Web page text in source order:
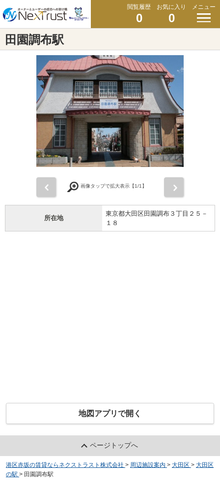
閲覧履歴
0
お気に入り
0
メニュー
田園調布駅
画像タップで拡大表示【1/1】
所在地
東京都大田区田園調布３丁目２５－
１８
地図アプリで開く
ページトップへ
港区赤坂の賃貸ならネクストラスト株式会社 > 周辺施設案内 > 大田区 > 大田区
の駅 > 田園調布駅